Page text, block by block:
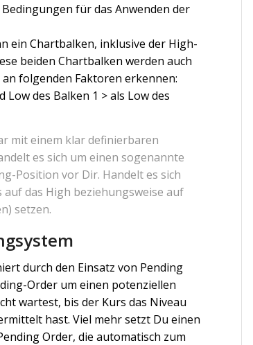
für das Anwenden der
ein Chartbalken, inklusive der High-
beiden Chartbalken werden auch
folgenden Faktoren erkennen:
Low des Balken 1 > als Low des
mit einem klar definierbaren
es sich um einen sogenannte
Position vor Dir. Handelt es sich
das High beziehungsweise auf
setzen.
durch den Einsatz von Pending
Order um einen potenziellen
wartest, bis der Kurs das Niveau
hast. Viel mehr setzt Du einen
Order, die automatisch zum